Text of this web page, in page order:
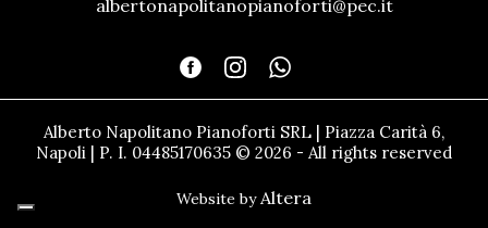
albertonapolitanopianoforti@pec.it
Alberto Napolitano Pianoforti SRL | Piazza Carità 6,
Napoli | P. I. 04485170635 © 2026 - All rights reserved
Website byAltera